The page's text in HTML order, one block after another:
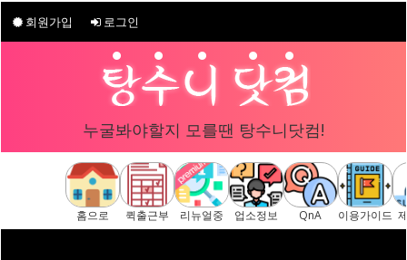
회원가입 로그인
누굴봐야할지 모를땐 탕수니닷컴!
홈으로 퀵출근부 리뉴얼중 업소정보 QnA 이용가이드